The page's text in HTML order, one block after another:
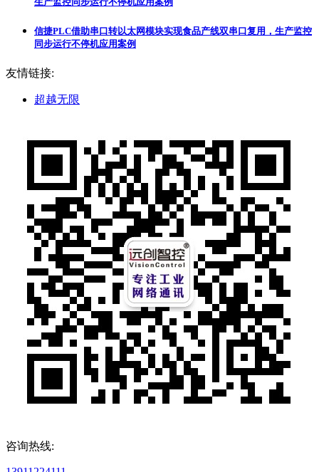
信捷PLC借助串口转以太网模块实现食品产线双串口复用，生产监控
同步运行不停机应用案例
友情链接:
超越无限
咨询热线: